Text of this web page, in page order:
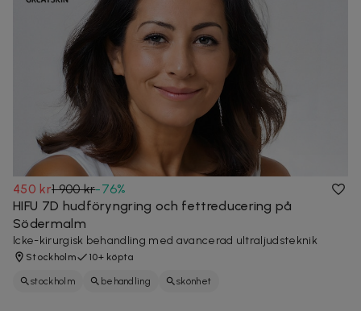
450 kr1 900 kr-76%
HIFU 7D hudföryngring och fettreducering på
Södermalm
Icke-kirurgisk behandling med avancerad ultraljudsteknik
Stockholm 10+ köpta
stockholm behandling skönhet